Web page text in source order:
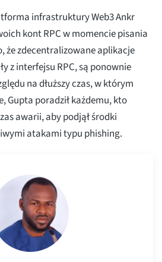
infrastruktury Web3 Ankr
kont RPC w momencie pisania
że zdecentralizowane aplikacje
z interfejsu RPC, są ponownie
na dłuższy czas, w którym
Gupta poradził każdemu, kto
awarii, aby podjął środki
atakami typu phishing.